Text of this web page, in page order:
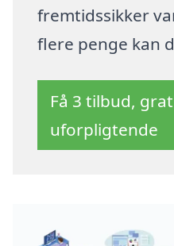
fremtidssikker
flere penge kan
Få 3 tilbud,
uforpligtende